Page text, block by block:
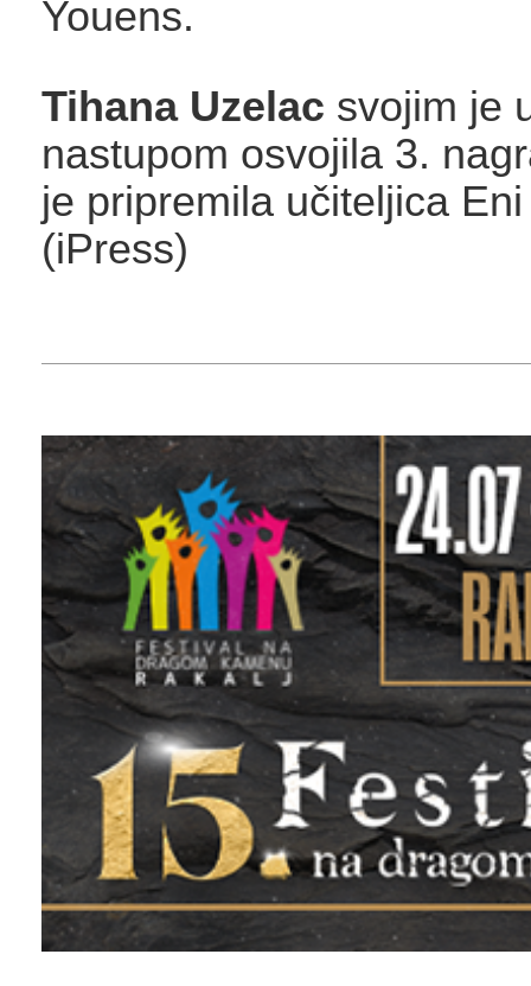
Youens.
Tihana Uzelac svojim je
nastupom osvojila 3.
je pripremila učiteljica
(iPress)